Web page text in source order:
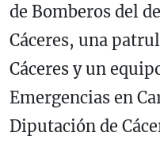
de Bomberos del
Cáceres, una
Cáceres y un
Emergencias en
Diputación de